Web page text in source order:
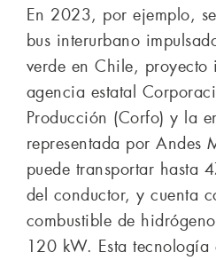
En 2023, por ejemplo,
bus interurbano
verde en Chile, proyecto
agencia estatal
Producción (Corfo) y la
representada por Andes
puede transportar hasta
del conductor, y cuenta
combustible de
120 kW. Esta tecnología